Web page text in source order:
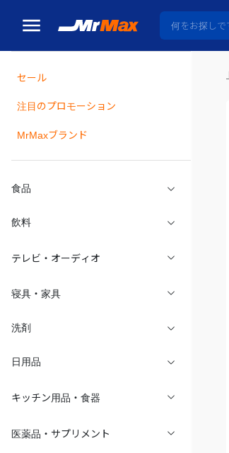
セール
注目のプロモーション
MrMaxブランド
食品
飲料
テレビ・オーディオ
寝具・家具
洗剤
日用品
キッチン用品・食器
医薬品・サプリメント